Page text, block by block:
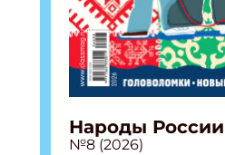
Народы России
№8 (2026)
Укажите имя
Укажите Ваш Email